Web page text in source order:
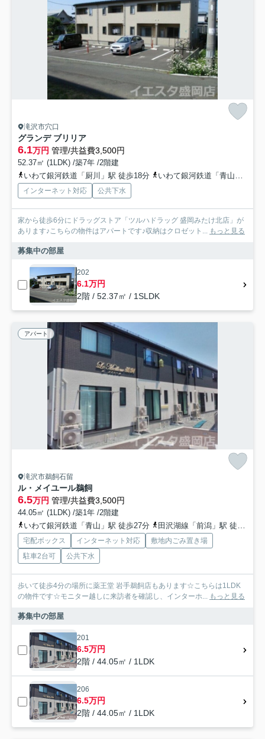
滝沢市穴口
グランデ ブリリア
6.1万円 管理/共益費3,500円
52.37㎡ (1LDK) /築7年 /2階建
いわて銀河鉄道「厨川」駅 徒歩18分
いわて銀河鉄道「青山」駅 徒歩39分
インターネット対応 公共下水
家から徒歩6分にドラッグストア「ツルハドラッグ 盛岡みたけ北店」が
あります♪こちらの物件はアパートです♪収納はクロゼット... もっと見る
募集中の部屋
202
6.1万円
2階 / 52.37㎡ / 1SLDK
アパート
滝沢市鵜飼石留
ル・メイユール鵜飼
6.5万円 管理/共益費3,500円
44.05㎡ (1LDK) /築1年 /2階建
いわて銀河鉄道「青山」駅 徒歩27分
田沢湖線「前潟」駅 徒歩34分
宅配ボックス インターネット対応
敷地内ごみ置き場
駐車2台可
公共下水
歩いて徒歩4分の場所に薬王堂 岩手鵜飼店もあります☆こちらは1LDK
の物件です☆モニター越しに来訪者を確認し、インターホ... もっと見る
募集中の部屋
201
6.5万円
2階 / 44.05㎡ / 1LDK
206
6.5万円
2階 / 44.05㎡ / 1LDK